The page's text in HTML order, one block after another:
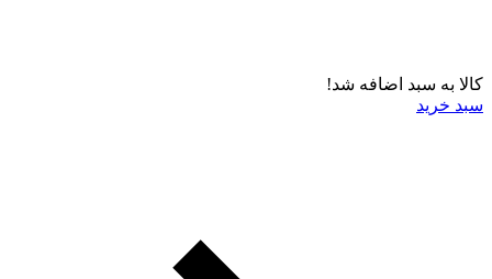
کالا به سبد اضافه شد!
سبد خرید